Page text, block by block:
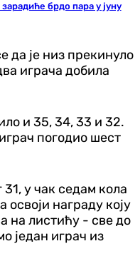
брдо пара у јуну
да је низ прекинуло
играча добила
и 35, 34, 33 и 32.
погодио шест
у чак седам кола
освоји награду коју
на листићу - све до
један играч из